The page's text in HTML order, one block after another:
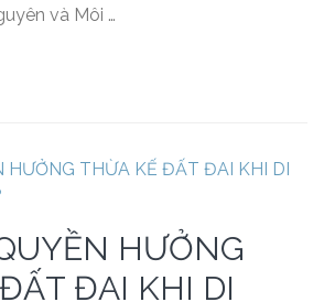
và Môi …
HƯỞNG
ĐAI KHI DI